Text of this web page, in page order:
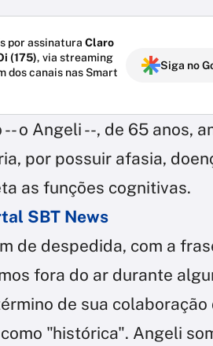
por assinatura Claro
(175), via streaming
dos canais nas Smart
Siga no
o Angeli --, de 65 anos,
por possuir afasia,
as funções cognitivas.
SBT News
de despedida, com a
fora do ar durante
de sua colaboração
"histórica". Angeli